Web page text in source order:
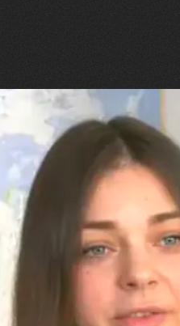
27.07.2026